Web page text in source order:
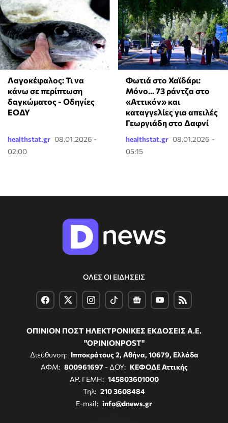
Λαγοκέφαλος: Τι να
κάνω σε περίπτωση
δαγκώματος - Οδηγίες
ΕΟΔΥ
healthstat.gr 08.01.2026 -
02:00
Φωτιά στο Χαϊδάρι:
Μόνο... 73 ράντζα στο
«Αττικόν» και
καταγγελίες για απειλές
Γεωργιάδη στο Δαφνί
healthstat.gr 08.01.2026 -
05:15
ΟΛΕΣ ΟΙ ΕΙΔΗΣΕΙΣ
ΟΠΙΝΙΟΝ ΠΟΣΤ ΗΛΕΚΤΡΟΝΙΚΕΣ ΕΚΔΟΣΕΙΣ Α.Ε.
"OPINIONPOST"
Διεύθυνση: Ιπποκράτους 2, Αθήνα, 10679, Ελλάδα
ΑΦΜ: 800961697- ΔΟΥ: ΚΕΦΟΔΕ Αττικής
ΑΡ. ΓΕΜΗ: 145803601000
Τηλ: 210 3608484
E-mail: info@dnews.gr